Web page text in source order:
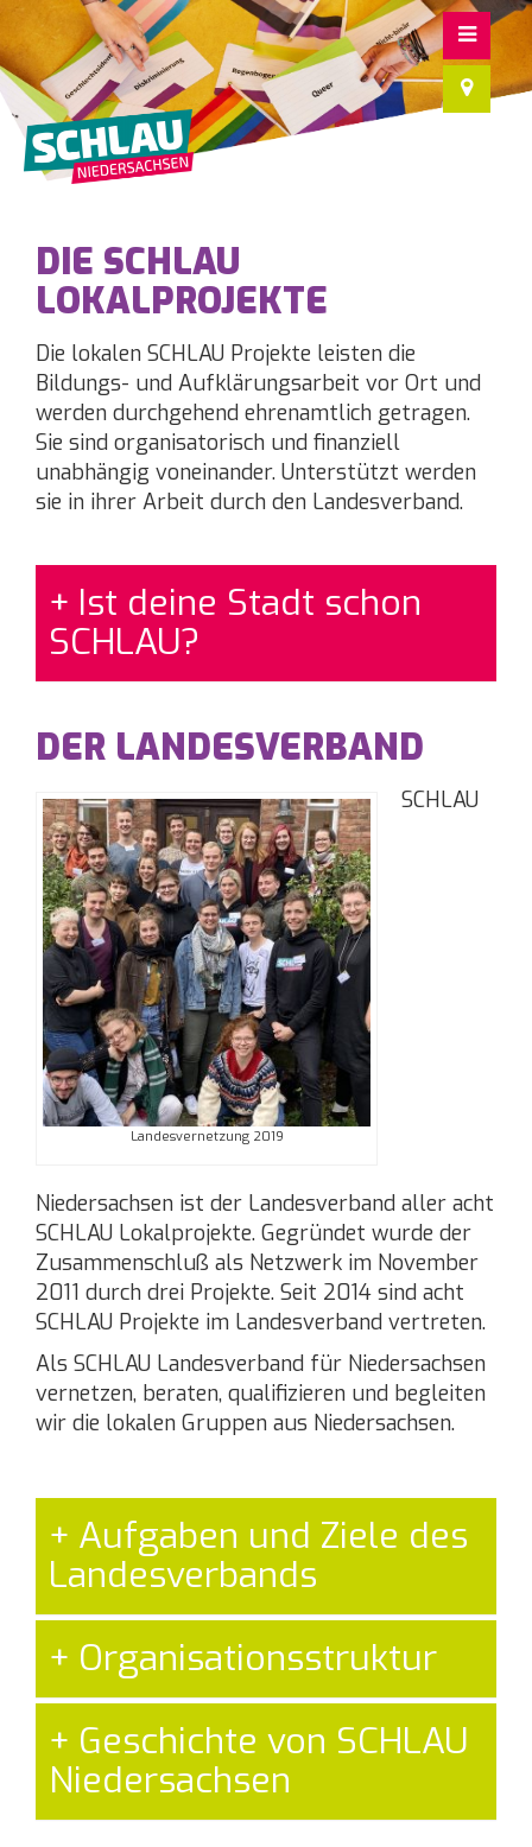
DIE SCHLAU
LOKALPROJEKTE
Die lokalen SCHLAU Projekte leisten die
Bildungs- und Aufklärungsarbeit vor Ort und
werden durchgehend ehrenamtlich getragen.
Sie sind organisatorisch und finanziell
unabhängig voneinander. Unterstützt werden
sie in ihrer Arbeit durch den Landesverband.
Ist deine Stadt schon
SCHLAU?
DER LANDESVERBAND
Landesvernetzung 2019
SCHLAU
Niedersachsen ist der Landesverband aller acht
SCHLAU Lokalprojekte. Gegründet wurde der
Zusammenschluß als Netzwerk im November
2011 durch drei Projekte. Seit 2014 sind acht
SCHLAU Projekte im Landesverband vertreten.
Als SCHLAU Landesverband für Niedersachsen
vernetzen, beraten, qualifizieren und begleiten
wir die lokalen Gruppen aus Niedersachsen.
Aufgaben und Ziele des
Landesverbands
Organisationsstruktur
Geschichte von SCHLAU
Niedersachsen